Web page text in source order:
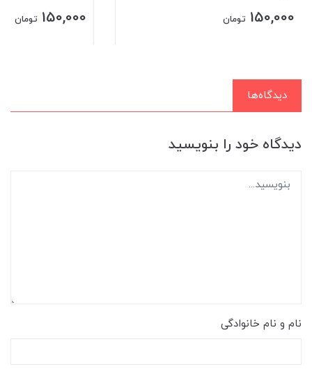
150,000 تومان 150,000 تومان
دیدگاه‌ها
دیدگاه خود را بنویسید
نام و نام خانوادگی